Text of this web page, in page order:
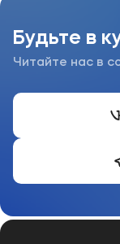
Будьте в
Читайте нас в